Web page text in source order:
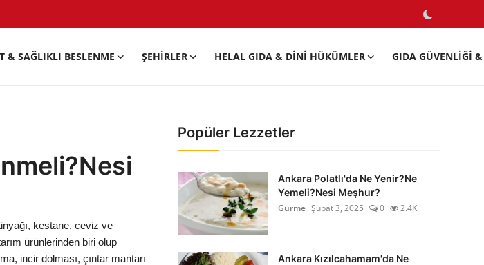
& SAĞLIKLI BESLENME ŞEHIRLER HELAL GIDA & DINI HÜKÜMLER GIDA GÜVENLIĞI
kestane, ceviz ve
ürünlerinden biri olup
incir dolması, çıntar mantarı
Popüler Lezzetler
Ankara Polatlı'da Ne Yenir?Ne
Yemeli?Nesi Meşhur?
Gurme Şubat 3, 2025 0 2.4K
Ankara Kızılcahamam'da Ne